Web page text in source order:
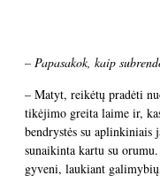
– Papasakok, kaip
– Matyt, reikėtų pradėti
tikėjimo greita laime ir,
bendrystės su aplinkiniais
sunaikinta kartu su
gyveni, laukiant